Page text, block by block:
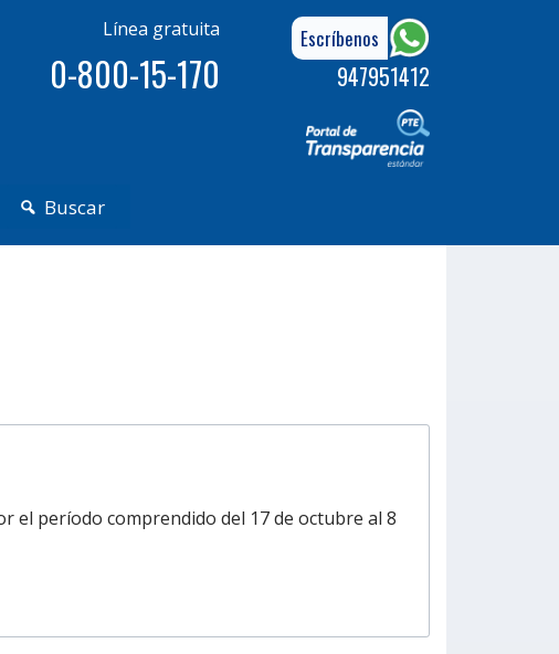
Línea gratuita
0-800-15-170
Escríbenos
947951412
Buscar
el período comprendido del 17 de octubre al 8